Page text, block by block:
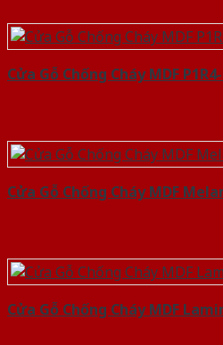
Cửa Gỗ Chống Cháy MDF
Cửa Gỗ Chống Cháy MDF
Cửa Gỗ Chống Cháy MDF